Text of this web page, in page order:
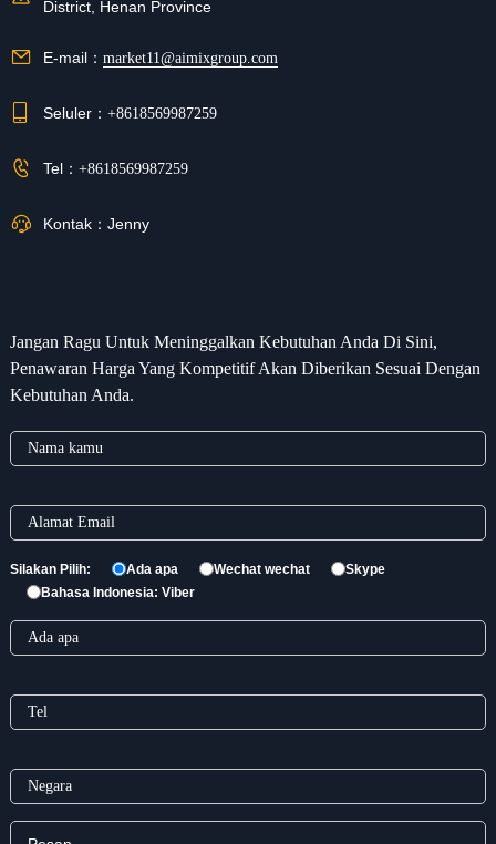
District, Henan Province
E-mail： market11@aimixgroup.com
Seluler： +8618569987259
Tel： +8618569987259
Kontak： Jenny
Jangan Ragu Untuk Meninggalkan Kebutuhan Anda Di Sini,
Penawaran Harga Yang Kompetitif Akan Diberikan Sesuai Dengan
Kebutuhan Anda.
Silakan Pilih: Ada apa Wechat wechat
Skype
Bahasa Indonesia: Viber